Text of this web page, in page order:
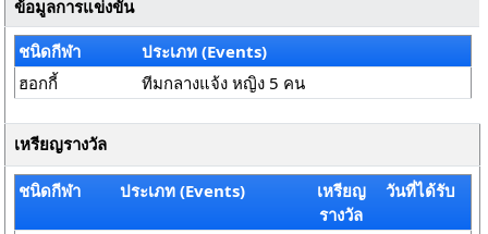
ข้อมูลการแข่งขัน
ชนิดกีฬา
ประเภท (Events)
ฮอกกี้
ทีมกลางแจ้ง หญิง 5 คน
เหรียญรางวัล
ชนิดกีฬา ประเภท (Events)
เหรียญ
รางวัล
วันที่ได้รับ